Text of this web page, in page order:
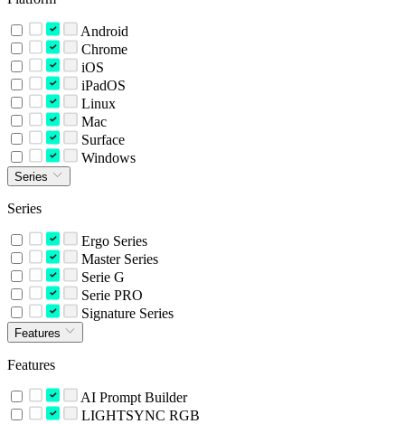
Android
Chrome
iOS
iPadOS
Linux
Mac
Surface
Windows
Series
Series
Ergo Series
Master Series
Serie G
Serie PRO
Signature Series
Features
Features
AI Prompt Builder
LIGHTSYNC RGB